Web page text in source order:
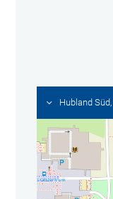
Hubland Süd,